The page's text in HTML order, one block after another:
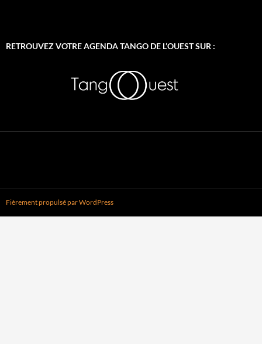
RETROUVEZ VOTRE AGENDA TANGO DE L’OUEST SUR :
Fièrement propulsé par WordPress